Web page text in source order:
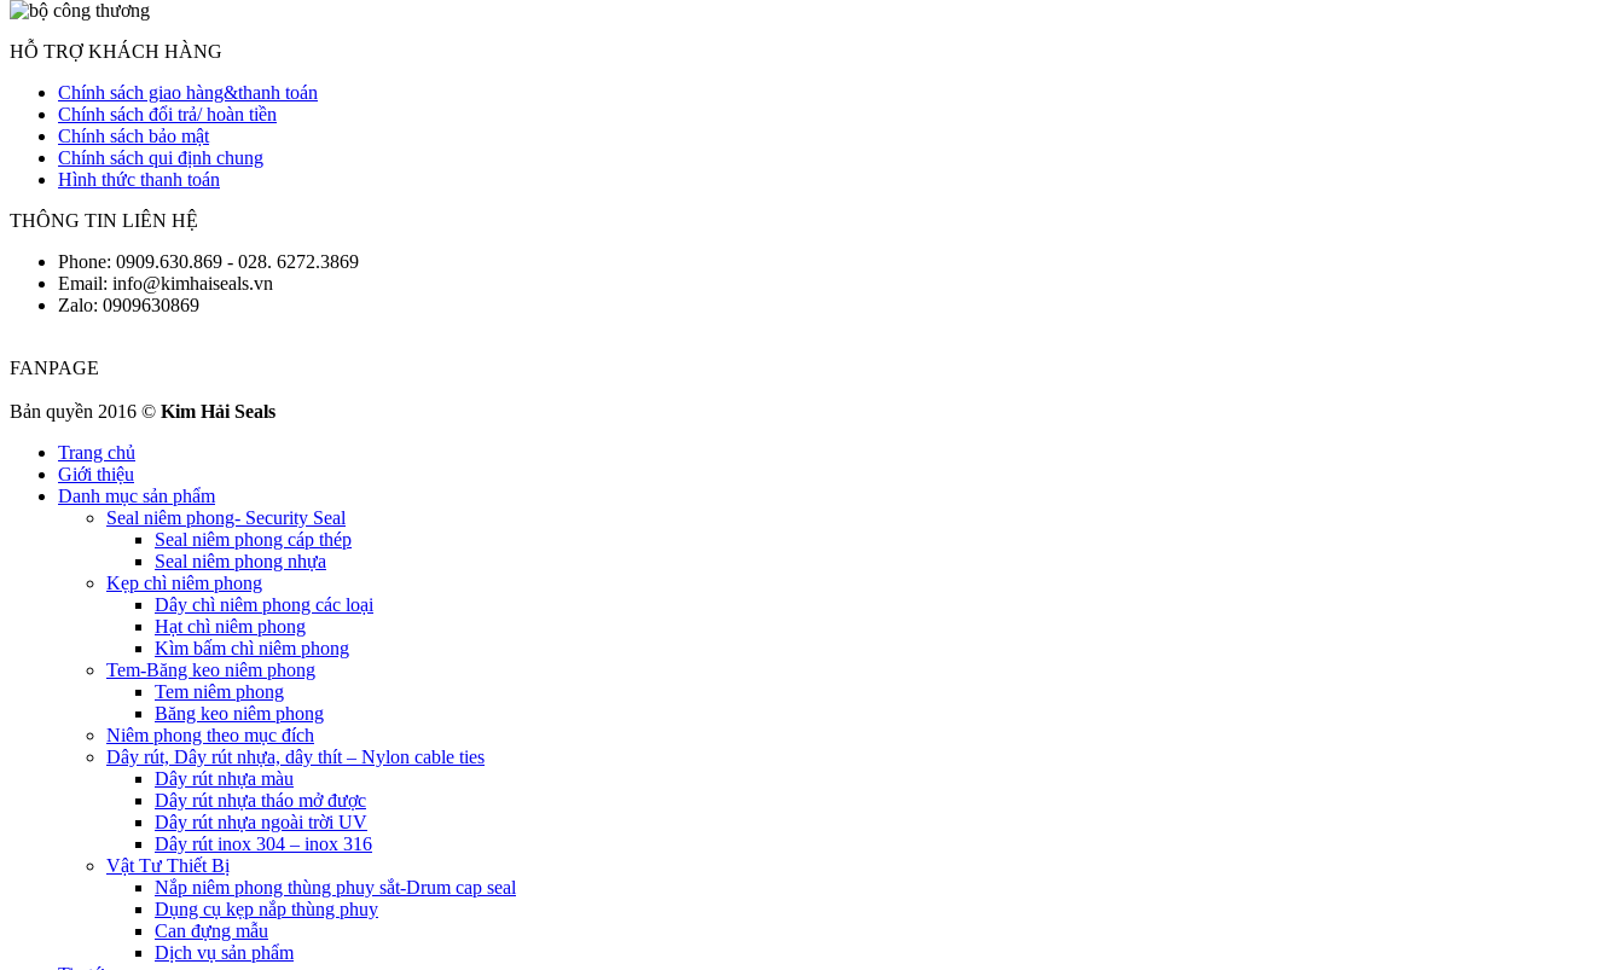
HỖ TRỢ KHÁCH HÀNG
Chính sách giao hàng&thanh toán
Chính sách đổi trả/ hoàn tiền
Chính sách bảo mật
Chính sách qui định chung
Hình thức thanh toán
THÔNG TIN LIÊN HỆ
Phone: 0909.630.869 - 028. 6272.3869
Email: info@kimhaiseals.vn
Zalo: 0909630869
FANPAGE
Bản quyền 2016 © Kim Hải Seals
Trang chủ
Giới thiệu
Danh mục sản phẩm
Seal niêm phong- Security Seal
Seal niêm phong cáp thép
Seal niêm phong nhựa
Kẹp chì niêm phong
Dây chì niêm phong các loại
Hạt chì niêm phong
Kìm bấm chì niêm phong
Tem-Băng keo niêm phong
Tem niêm phong
Băng keo niêm phong
Niêm phong theo mục đích
Dây rút, Dây rút nhựa, dây thít – Nylon cable ties
Dây rút nhựa màu
Dây rút nhựa tháo mở được
Dây rút nhựa ngoài trời UV
Dây rút inox 304 – inox 316
Vật Tư Thiết Bị
Nắp niêm phong thùng phuy sắt-Drum cap seal
Dụng cụ kẹp nắp thùng phuy
Can đựng mẫu
Dịch vụ sản phẩm